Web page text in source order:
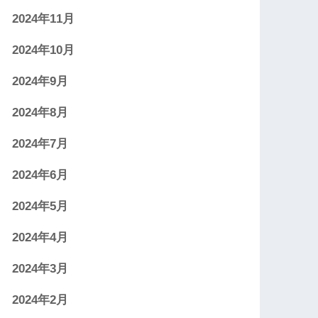
2024年11月
2024年10月
2024年9月
2024年8月
2024年7月
2024年6月
2024年5月
2024年4月
2024年3月
2024年2月